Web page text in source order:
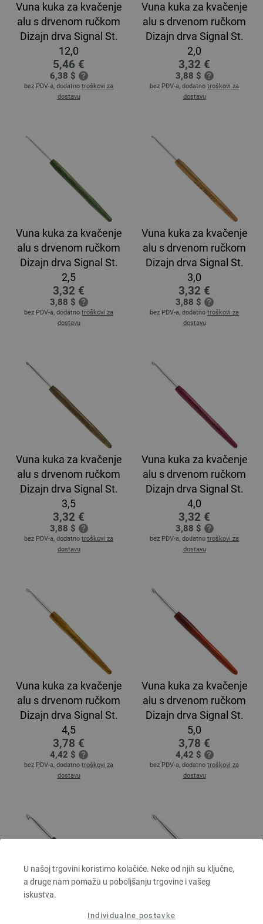
U našoj trgovini koristimo kolačiće. Neke od njih su ključne,
a druge nam pomažu u poboljšanju trgovine i vašeg
iskustva.
Individualne postavke
Vuna kuka za kvačenje
alu s drvenom ručkom
Dizajn drva Signal St.
12,0
5,46 €
6,38 $
bez PDV-a, dodatno troškovi za
dostavu
Vuna kuka za kvačenje
alu s drvenom ručkom
Dizajn drva Signal St.
2,0
3,32 €
3,88 $
bez PDV-a, dodatno troškovi za
dostavu
Vuna kuka za kvačenje
alu s drvenom ručkom
Dizajn drva Signal St.
2,5
3,32 €
3,88 $
bez PDV-a, dodatno troškovi za
dostavu
Vuna kuka za kvačenje
alu s drvenom ručkom
Dizajn drva Signal St.
3,0
3,32 €
3,88 $
bez PDV-a, dodatno troškovi za
dostavu
Vuna kuka za kvačenje
alu s drvenom ručkom
Dizajn drva Signal St.
3,5
3,32 €
3,88 $
bez PDV-a, dodatno troškovi za
dostavu
Vuna kuka za kvačenje
alu s drvenom ručkom
Dizajn drva Signal St.
4,0
3,32 €
3,88 $
bez PDV-a, dodatno troškovi za
dostavu
Vuna kuka za kvačenje
alu s drvenom ručkom
Dizajn drva Signal St.
4,5
3,78 €
4,42 $
bez PDV-a, dodatno troškovi za
dostavu
Vuna kuka za kvačenje
alu s drvenom ručkom
Dizajn drva Signal St.
5,0
3,78 €
4,42 $
bez PDV-a, dodatno troškovi za
dostavu
Vuna kuka za kvačenje
Vuna kuka za kvačenje